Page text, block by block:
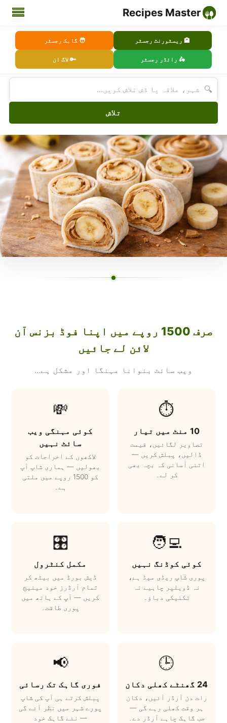
Recipes Master
🏨 ریسٹورنٹ رجسٹر 🧑 گاہک رجسٹر
🛵 رائڈر رجسٹر 🔑 لاگ ان
🔍
تلاش
صرف 1500 روپے میں اپنا فوڈ بزنس آن
لائن لے جائیں
ویب سائٹ بنوانا مہنگا اور مشکل ہے...
⏱️
10 منٹ میں تیار
تصاویر لگائیں، قیمت
ڈالیں، پبلش کریں —
اتنی آسانی کہ بچہ بھی
کر لے۔
💸
کوئی مہنگی ویب
سائٹ نہیں
لاکھوں کے اخراجات کو
بھولیں — ہماری شاپ آپ
کو 1500 روپے میں ملتی
ہے۔
🧑‍💻
کوئی کوڈنگ نہیں
پوری شاپ ریڈی میڈ ہے،
نہ ڈویلپر چاہیے نہ
تکنیکی دباؤ۔
🎛️
مکمل کنٹرول
ڈیش بورڈ میں بیٹھ کر
تمام آرڈرز خود مینیج
کریں — آپ کے ہاتھ میں
پوری طاقت۔
🕒
24 گھنٹے کھلی دکان
رات دن آرڈر آئیں، دکان
ہر وقت کھلی رہے گی —
جب گاہک چاہے آرڈر دے۔
📢
فوری گاہک تک رسائی
پبلش کرتے ہی آپ کی شاپ
پورے شہر میں نظر آئے گی
— نئے گاہک خود